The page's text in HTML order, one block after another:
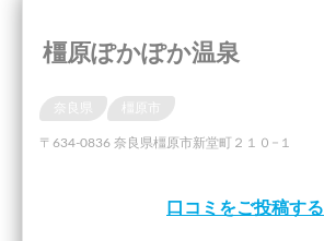
橿原ぽかぽか温泉
奈良県
〒634-0836 奈良県橿原市新堂町２１０−１
口コミをご投稿する